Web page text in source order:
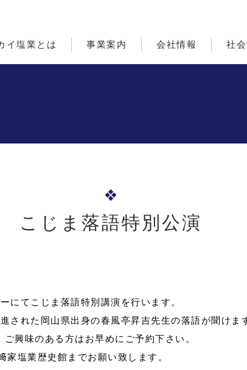
イ塩業とは 事業案内 会社情報 社
こじま落語特別公演
にてこじま落語特別講演を行います。
された岡山県出身の春風亭昇吉先生の落語が聞けま
興味のある方はお早めにご予約下さい。
塩業歴史館までお願い致します。